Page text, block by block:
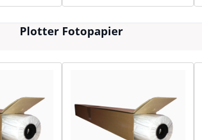
Plotter Fotopapier